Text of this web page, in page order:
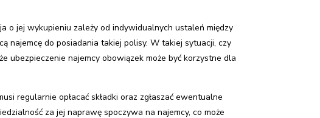
o jej wykupieniu zależy od indywidualnych ustaleń między
najemcę do posiadania takiej polisy. W takiej sytuacji, czy
ubezpieczenie najemcy obowiązek może być korzystne dla
regularnie opłacać składki oraz zgłaszać ewentualne
za jej naprawę spoczywa na najemcy, co może